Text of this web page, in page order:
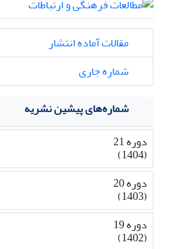
مقالات آماده انتشار
شماره جاری
شماره‌های پیشین نشریه
دوره 21
(1404)
دوره 20
(1403)
دوره 19
(1402)